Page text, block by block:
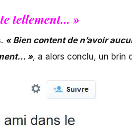
tellement… »
« Bien content de n’avoir
», a alors conclu, un brin